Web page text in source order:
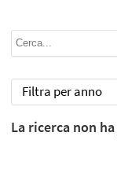
Filtra per anno
La ricerca non